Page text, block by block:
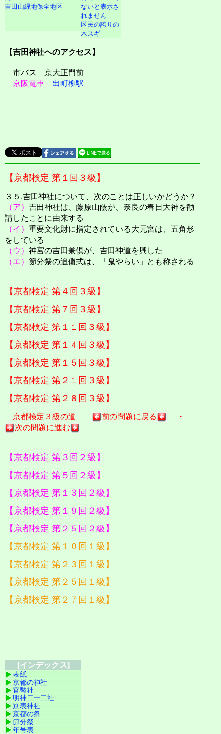
吉田山緑地保全地区
区民の誇りの
木スギ
【吉田神社へのアクセス】
市バス 京大正門前
京阪電車
出町柳駅
【京都検定 第１回３級】
３５.吉田神社について、次のことは正しいかどうか？
（ア） 吉田神社は、藤原山蔭が、奈良の春日大神を勧
請したことに由来する
（イ） 重要文化財に指定されている大元宮は、五角形
をしている
（ウ） 神宮の吉田兼倶が、吉田神道を興した
（エ） 節分祭の追儺式は、「鬼やらい」とも称される
【京都検定 第４回３級】
【京都検定 第７回３級】
【京都検定 第１１回３級】
【京都検定 第１４回３級】
【京都検定 第１５回３級】
【京都検定 第２１回３級】
【京都検定 第２８回３級】
京都検定３級の道 前の問題に戻る
・
次の問題に進む
【京都検定 第３回２級】
【京都検定 第５回２級】
【京都検定 第１３回２級】
【京都検定 第１９回２級】
【京都検定 第２５回２級】
【京都検定 第１０回１級】
【京都検定 第２３回１級】
【京都検定 第２５回１級】
【京都検定 第２７回１級】
[インデックス]
表紙
京都の神社
官幣社
明神二十二社
別表神社
京都の祭
節分祭
年号表